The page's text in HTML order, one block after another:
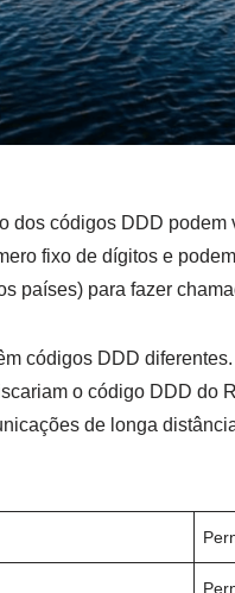
dos códigos DDD
fixo de dígitos e
países) para fazer
códigos DDD
o código DDD do
de longa